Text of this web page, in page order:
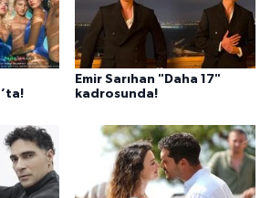
Emir Sarıhan "Daha 17"
kadrosunda!